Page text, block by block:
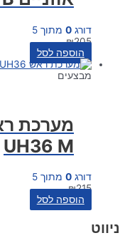
דורג 0 מתוך 5
₪205
הוספה לסל
מבצעים
מערכת
UH36 M
דורג 0 מתוך 5
₪215
הוספה לסל
ניווט